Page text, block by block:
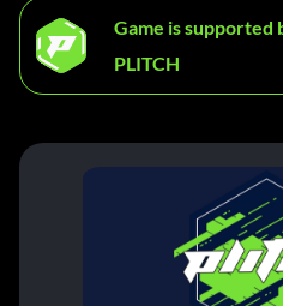
Game is supported
PLITCH